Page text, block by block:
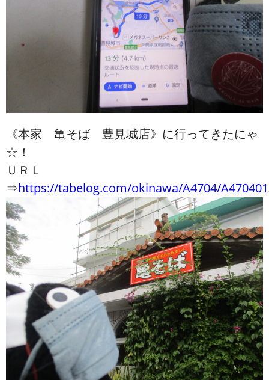
《本家 亀そば 豊見城店》に行ってきたにゃ
☆！
ＵＲＬ
⇒https://tabelog.com/okinawa/A4704/